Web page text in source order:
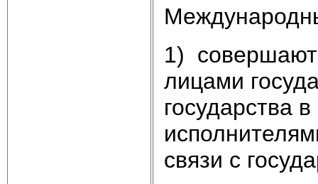
1)
лицами
государства
связи с